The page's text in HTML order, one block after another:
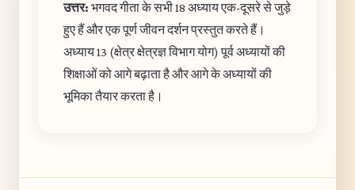
उत्तर: भगवद गीता के सभी 18 अध्याय एक-दूसरे से जुड़े
हुए हैं और एक पूर्ण जीवन दर्शन प्रस्तुत करते हैं।
अध्याय 13 (क्षेत्र क्षेत्रज्ञ विभाग योग) पूर्व अध्यायों की
शिक्षाओं को आगे बढ़ाता है और आगे के अध्यायों की
भूमिका तैयार करता है।